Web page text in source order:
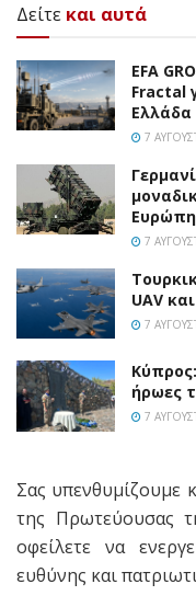
Δείτε και αυτά
EFA
Fractal
Ελλάδα
7
Ευρώπη
7
UAV
7
ήρωες
7
Σας υπενθυμίζουμε
της Πρωτεύουσας
οφείλετε να
ευθύνης και